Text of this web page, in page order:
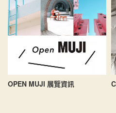
OPEN MUJI 展覽資訊